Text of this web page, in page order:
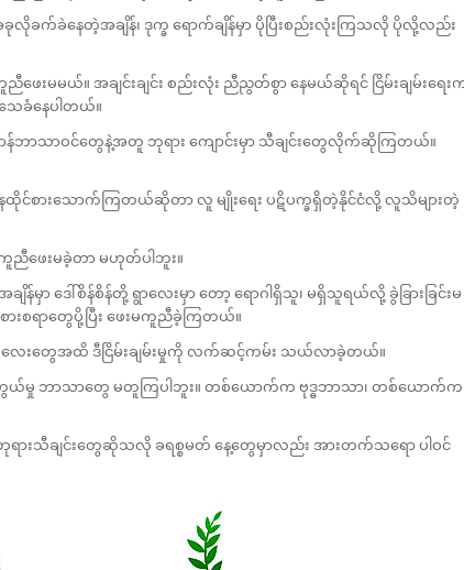
နေတဲ့အချိန်၊ ဒုက္ခ ရောက်ချိန်မှာ ပိုပြီးစည်းလုံးကြသလို ပိုလို့လည်း
ေးမမယ်။ အချင်းချင်း စည်းလုံး ညီညွတ်စွာ နေမယ်ဆိုရင် ငြိမ်းချမ်းရေး
ေခံနေပါတယ်။
သာဝင်တွေနဲ့အတူ ဘုရား ကျောင်းမှာ သီချင်းတွေလိုက်ဆိုကြတယ်။
င်စားသောက်ကြတယ်ဆိုတာ လူ မျိုးရေး ပဋိပက္ခရှိတဲ့နိုင်ငံလို့ လူသိများတဲ့
ညီဖေးမခဲ့တာ မဟုတ်ပါဘူး။
ာ ဒေါ်စိန်စိန်တို့ ရွာလေးမှာ တော့ ရောဂါရှိသူ၊ မရှိသူရယ်လို့ ခွဲခြားခြင်းမ
းစရာတွေပို့ပြီး ဖေးမကူညီခဲ့ကြတယ်။
ေးတွေအထိ ဒီငြိမ်းချမ်းမှုကို လက်ဆင့်ကမ်း သယ်လာခဲ့တယ်။
ဘာသာတွေ မတူကြပါဘူး။ တစ်ယောက်က ဗုဒ္ဓဘာသာ၊ တစ်ယောက်က
ားသီချင်းတွေဆိုသလို ခရစ္စမတ် နေ့တွေမှာလည်း အားတက်သရော ပါဝင်